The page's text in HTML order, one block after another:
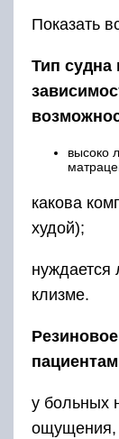
Показать
Тип судна
высоко
какова
худой);
нуждается
клизме.
у больных
ощущения,